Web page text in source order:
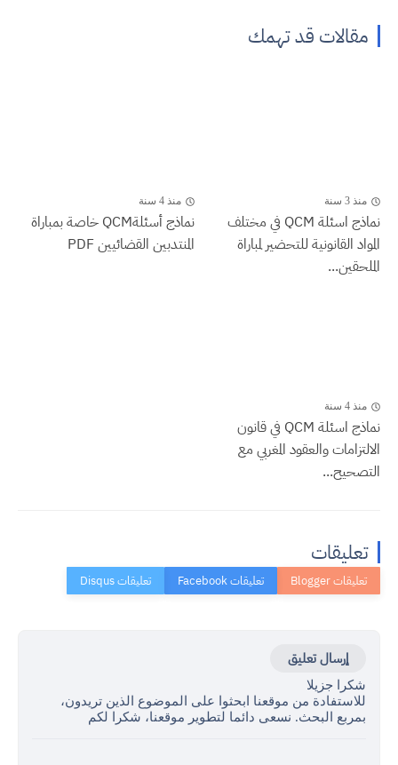
مقالات قد تهمك
منذ 3 سنة
نماذج اسئلة QCM في مختلف
المواد القانونية للتحضير لمباراة
الملحقين...
منذ 4 سنة
نماذج أسئلةQCM خاصة بمباراة
المنتدبين القضائيين PDF
منذ 4 سنة
نماذج اسئلة QCM في قانون
الالتزامات والعقود المغربي مع
التصحيح...
تعليقات
إرسال تعليق
شكرا جزيلا
للاستفادة من موقعنا ابحثوا على الموضوع الذين تريدون،
بمربع البحث. نسعى دائما لتطوير موقعنا، شكرا لكم